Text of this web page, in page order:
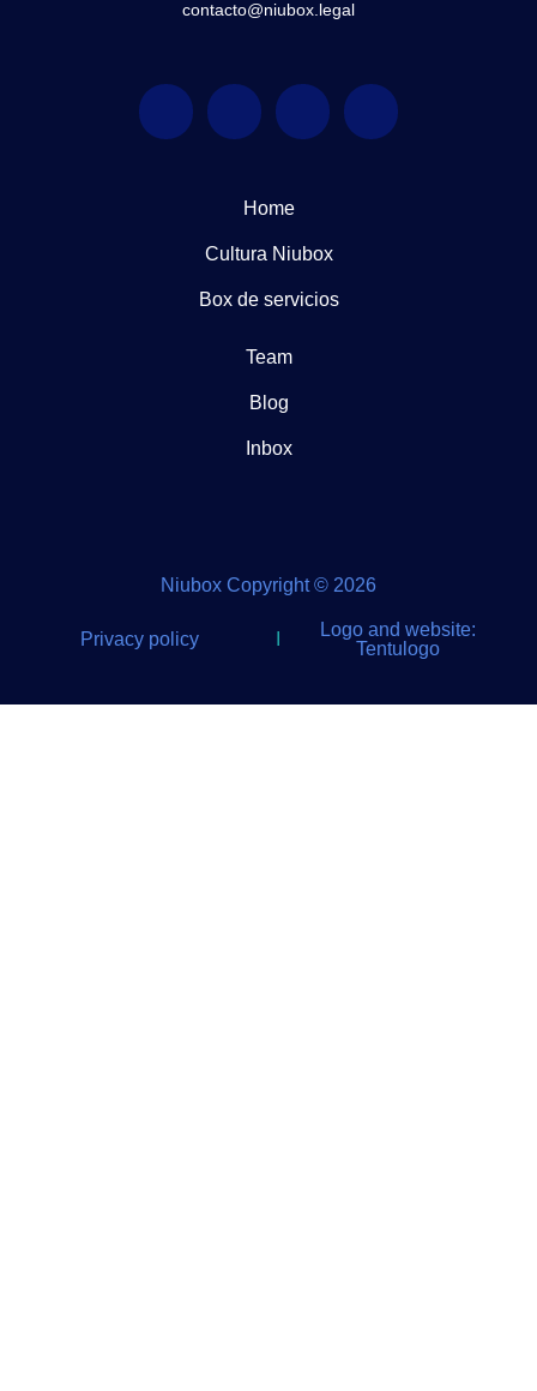
contacto@niubox.legal
Home
Cultura Niubox
Box de servicios
Team
Blog
Inbox
Niubox Copyright © 2026
Privacy policy
Logo and website:
Tentulogo